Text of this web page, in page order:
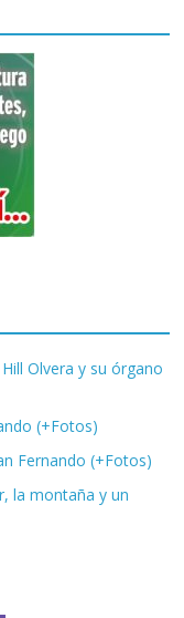
Olvera y su órgano
(+Fotos)
Fernando (+Fotos)
la montaña y un